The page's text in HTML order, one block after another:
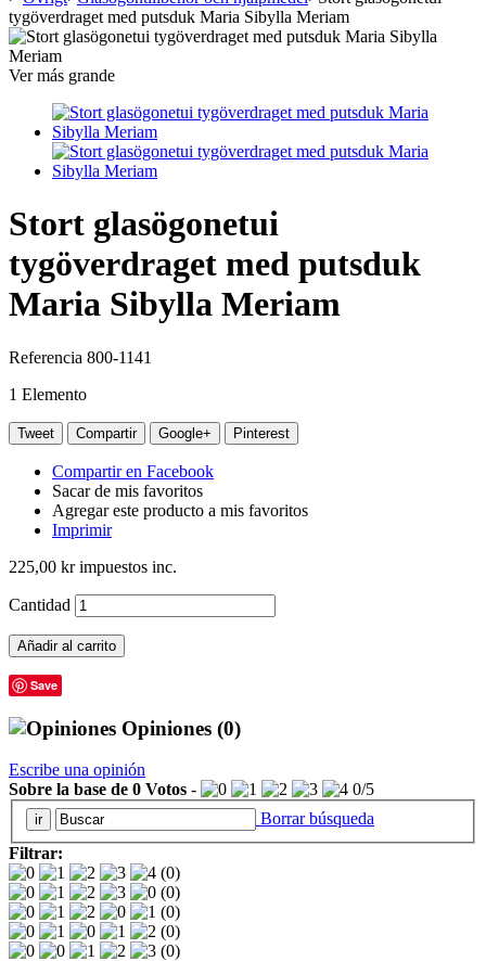
tygöverdraget med putsduk Maria Sibylla Meriam
Ver más grande
Stort glasögonetui
tygöverdraget med putsduk
Maria Sibylla Meriam
Referencia 800-1141
1 Elemento
Tweet Compartir Google+ Pinterest
Compartir en Facebook
Sacar de mis favoritos
Agregar este producto a mis favoritos
Imprimir
225,00 krimpuestos inc.
Cantidad
Añadir al carrito
Save
Opiniones (0)
Escribe una opinión
Sobre la base de 0 Votos - 0/5
Borrar búsqueda
Filtrar:
(0)
(0)
(0)
(0)
(0)